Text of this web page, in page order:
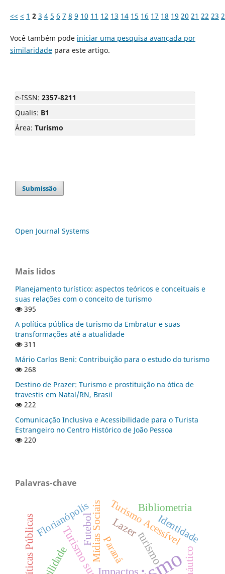
<< < 1 2 3 4 5 6 7 8 9 10 11 12 13 14 15 16 17 18 19 20 21 22 23
Você também pode iniciar uma pesquisa avançada por
similaridadepara este artigo.
e-ISSN: 2357-8211
Qualis: B1
Área: Turismo
Submissão
Open Journal Systems
Mais lidos
Planejamento turístico: aspectos teóricos e conceituais e
suas relações com o conceito de turismo
395
A política pública de turismo da Embratur e suas
transformações até a atualidade
311
Mário Carlos Beni: Contribuição para o estudo do turismo
268
Destino de Prazer: Turismo e prostituição na ótica de
travestis em Natal/RN, Brasil
222
Comunicação Inclusiva e Acessibilidade para o Turista
Estrangeiro no Centro Histórico de João Pessoa
220
Palavras-chave
turismo
Impactos
Lazer
FlorianópolisMídias SociaisTurismo Acessível
Paraná
Políticas Públicas
Bibliometria
Identidade
Futebol